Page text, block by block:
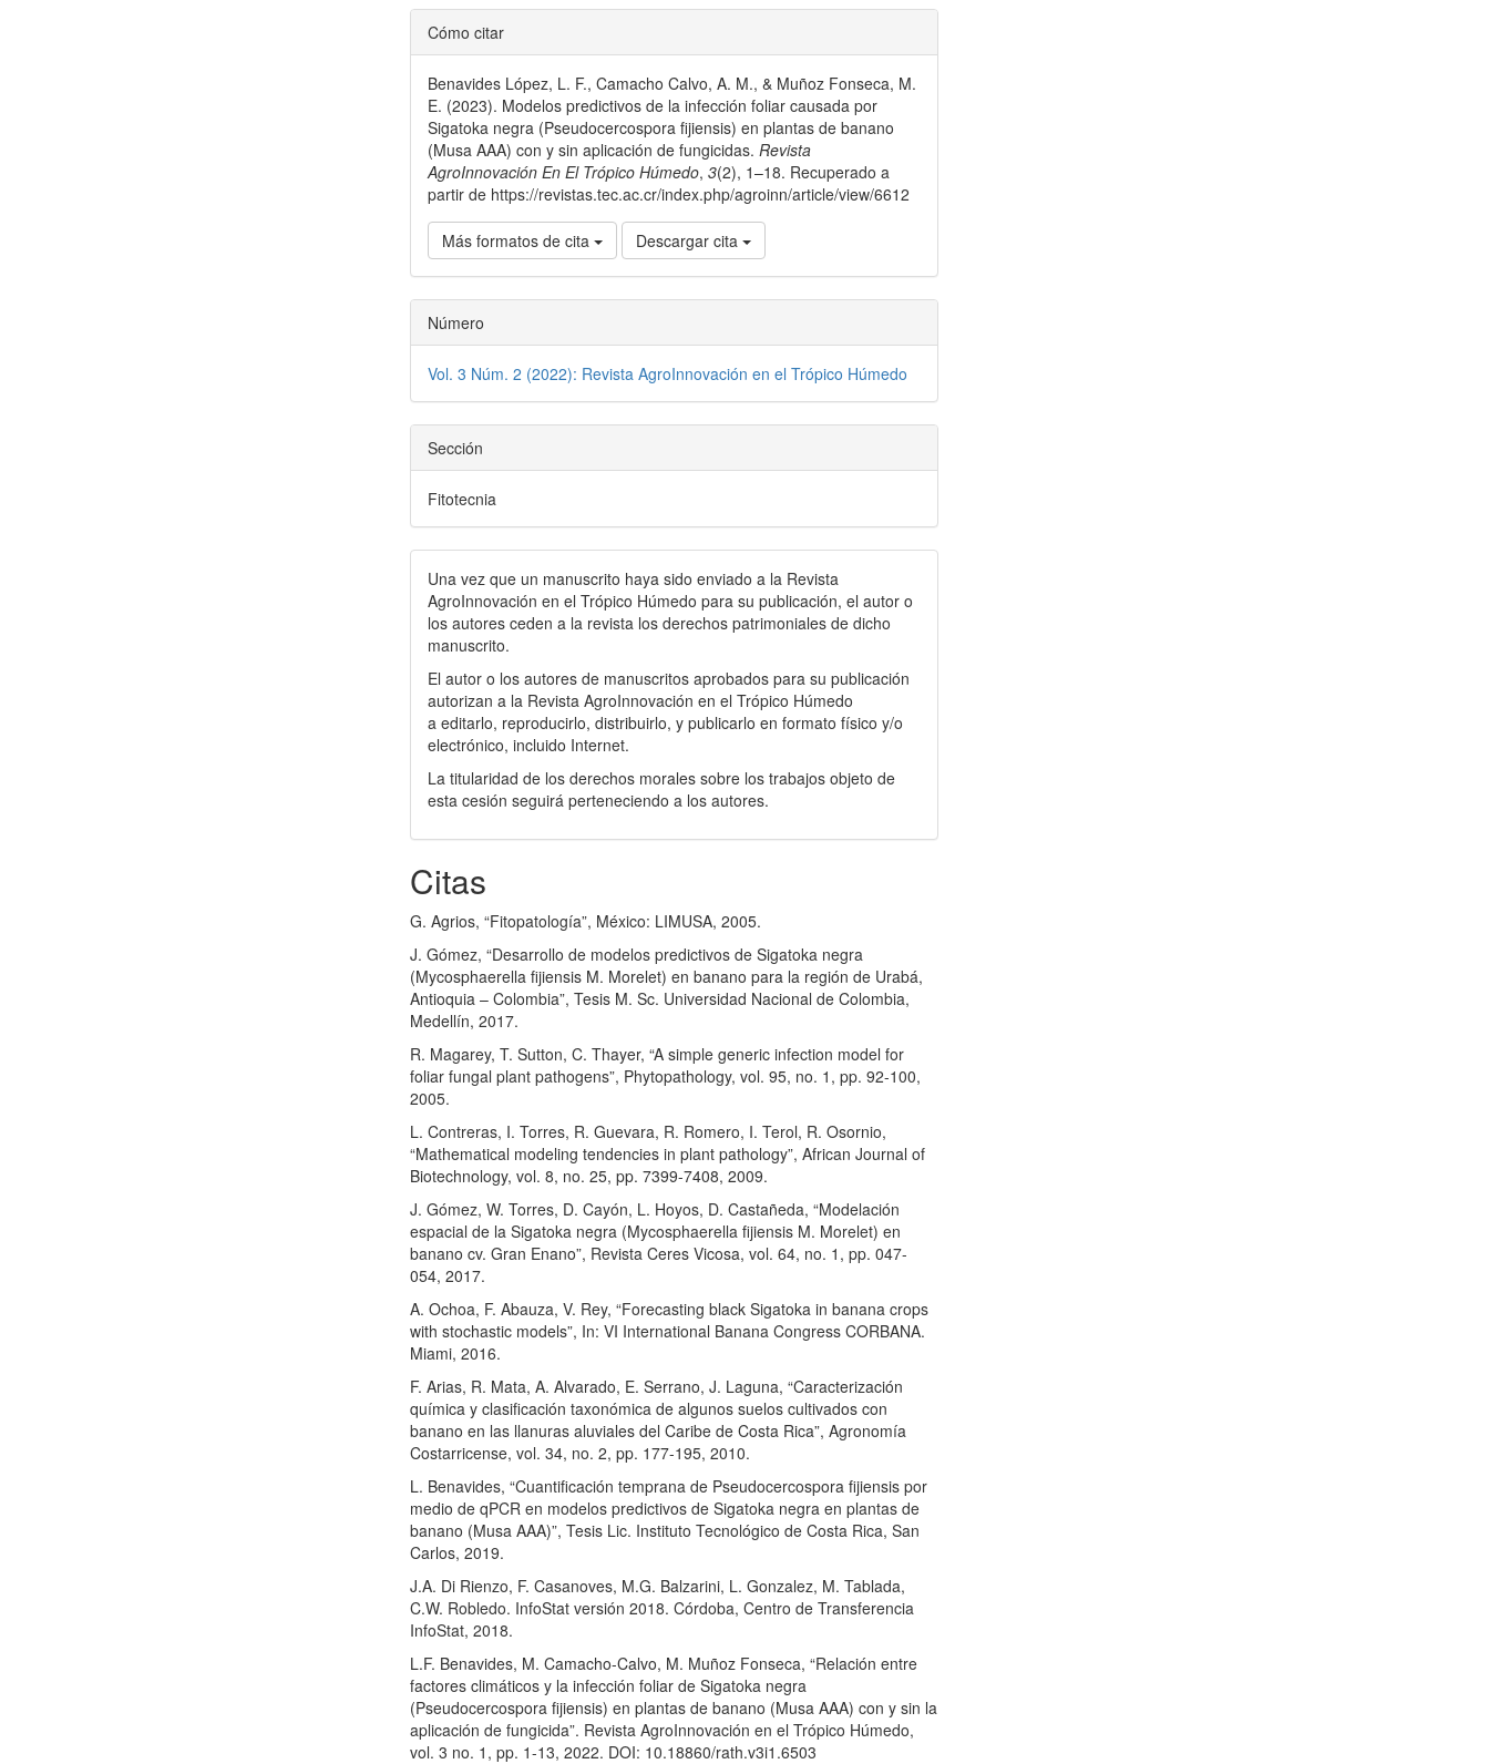
Detalles
del
artículo
Cómo citar
Benavides López, L. F., Camacho Calvo, A. M., & Muñoz Fonseca, M.
E. (2023). Modelos predictivos de la infección foliar causada por
Sigatoka negra (Pseudocercospora fijiensis) en plantas de banano
(Musa AAA) con y sin aplicación de fungicidas. Revista
AgroInnovación En El Trópico Húmedo,3(2), 1–18. Recuperado a
partir de https://revistas.tec.ac.cr/index.php/agroinn/article/view/6612
Más formatos de cita Descargar cita
Número
Vol. 3 Núm. 2 (2022): Revista AgroInnovación en el Trópico Húmedo
Sección
Fitotecnia
Una vez que un manuscrito haya sido enviado a la Revista
AgroInnovación en el Trópico Húmedo para su publicación, el autor o
losautores ceden a la revista los derechos patrimoniales de dicho
manuscrito.
El autor o los autores de manuscritos aprobados para su publicación
autorizan a la Revista AgroInnovación en el Trópico Húmedo
a editarlo, reproducirlo, distribuirlo, y publicarlo en formato físico y/o
electrónico, incluido Internet.
La titularidad de los derechos morales sobre los trabajos objeto de
esta cesión seguirá perteneciendo a los autores.
Citas
G. Agrios, “Fitopatología”, México: LIMUSA, 2005.
J. Gómez, “Desarrollo de modelos predictivos de Sigatoka negra
(Mycosphaerella fijiensis M. Morelet) en banano para la región de Urabá,
Antioquia – Colombia”, Tesis M. Sc. Universidad Nacional de Colombia,
Medellín, 2017.
R. Magarey, T. Sutton, C. Thayer, “A simple generic infection model for
foliar fungal plant pathogens”, Phytopathology, vol. 95, no. 1, pp. 92-100,
2005.
L. Contreras, I. Torres, R. Guevara, R. Romero, I. Terol, R. Osornio,
“Mathematical modeling tendencies in plant pathology”, African Journal of
Biotechnology, vol. 8, no. 25, pp. 7399-7408, 2009.
J. Gómez, W. Torres, D. Cayón, L. Hoyos, D. Castañeda, “Modelación
espacial de la Sigatoka negra (Mycosphaerella fijiensis M. Morelet) en
banano cv. Gran Enano”, Revista Ceres Vicosa, vol. 64, no. 1, pp. 047-
054, 2017.
A. Ochoa, F. Abauza, V. Rey, “Forecasting black Sigatoka in banana crops
with stochastic models”, In: VI International Banana Congress CORBANA.
Miami, 2016.
F. Arias, R. Mata, A. Alvarado, E. Serrano, J. Laguna, “Caracterización
química y clasificación taxonómica de algunos suelos cultivados con
banano en las llanuras aluviales del Caribe de Costa Rica”, Agronomía
Costarricense, vol. 34, no. 2, pp. 177-195, 2010.
L. Benavides, “Cuantificación temprana de Pseudocercospora fijiensis por
medio de qPCR en modelos predictivos de Sigatoka negra en plantas de
banano (Musa AAA)”, Tesis Lic. Instituto Tecnológico de Costa Rica, San
Carlos, 2019.
J.A. Di Rienzo, F. Casanoves, M.G. Balzarini, L. Gonzalez, M. Tablada,
C.W. Robledo. InfoStat versión 2018. Córdoba, Centro de Transferencia
InfoStat, 2018.
L.F. Benavides, M. Camacho-Calvo, M. Muñoz Fonseca, “Relación entre
factores climáticos y la infección foliar de Sigatoka negra
(Pseudocercospora fijiensis) en plantas de banano (Musa AAA) con y sin la
aplicación de fungicida”. Revista AgroInnovación en el Trópico Húmedo,
vol. 3 no. 1, pp. 1-13, 2022. DOI: 10.18860/rath.v3i1.6503